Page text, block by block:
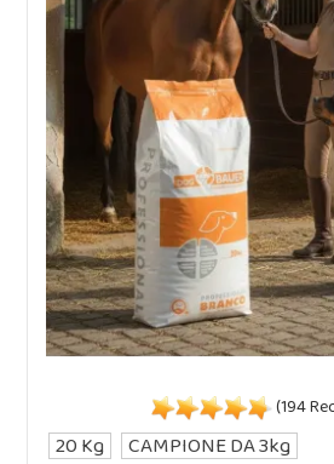
(194
20 Kg CAMPIONE DA 3kg